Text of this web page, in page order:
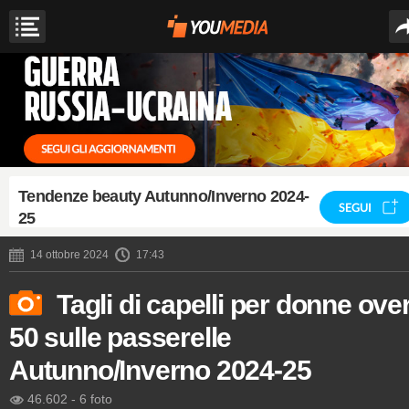
Tendenze beauty Autunno/Inverno 2024-
25
SEGUI
14 ottobre 2024 17:43
Tagli di capelli per donne
50 sulle passerelle
Autunno/Inverno 2024-25
46.602 - 6 foto